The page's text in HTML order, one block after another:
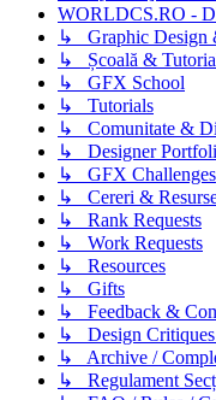
WORLDCS.RO -
↳ Graphic Design
↳ Școală &
↳ GFX School
↳ Tutorials
↳ Comunitate &
↳ Designer
↳ GFX Challenges
↳ Cereri &
↳ Rank Requests
↳ Work Requests
↳ Resources
↳ Gifts
↳ Feedback &
↳ Design Critiques
↳ Archive /
↳ Regulament